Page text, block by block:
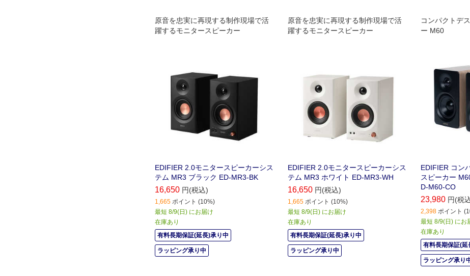
原音を忠実に再現する制作現場で活
躍するモニタースピーカー
EDIFIER 2.0モニタースピーカーシス
テム MR3 ブラック ED-MR3-BK
16,650 円(税込)
1,665 ポイント (10%)
最短 8/9(日) にお届け
在庫あり
有料長期保証(延長)承り中
ラッピング承り中
原音を忠実に再現する制作現場で活
躍するモニタースピーカー
EDIFIER 2.0モニタースピーカーシス
テム MR3 ホワイト ED-MR3-WH
16,650 円(税込)
1,665 ポイント (10%)
最短 8/9(日) にお届け
在庫あり
有料長期保証(延長)承り中
ラッピング承り中
コンパクトデ
ー M60
EDIFIER コン
スピーカー
D-M60-CO
23,980 円(税
2,398 ポイント
最短 8/9(日) にお
在庫あり
有料長期保証(延
ラッピング承り